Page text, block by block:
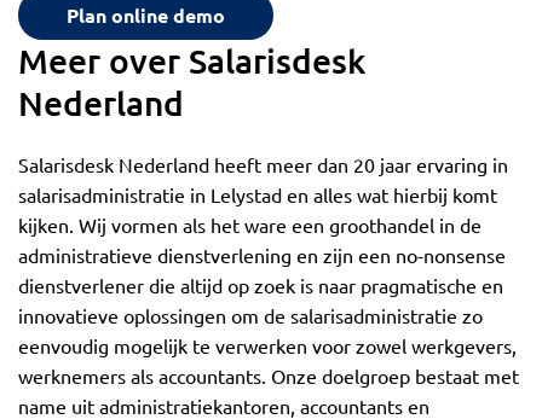
Plan online demo
Meer over Salarisdesk
Nederland
Salarisdesk Nederland heeft meer dan 20 jaar ervaring in
salarisadministratie in Lelystad en alles wat hierbij komt
kijken. Wij vormen als het ware een groothandel in de
administratieve dienstverlening en zijn een no-nonsense
dienstverlener die altijd op zoek is naar pragmatische en
innovatieve oplossingen om de salarisadministratie zo
eenvoudig mogelijk te verwerken voor zowel werkgevers,
werknemers als accountants. Onze doelgroep bestaat met
name uit administratiekantoren, accountants en